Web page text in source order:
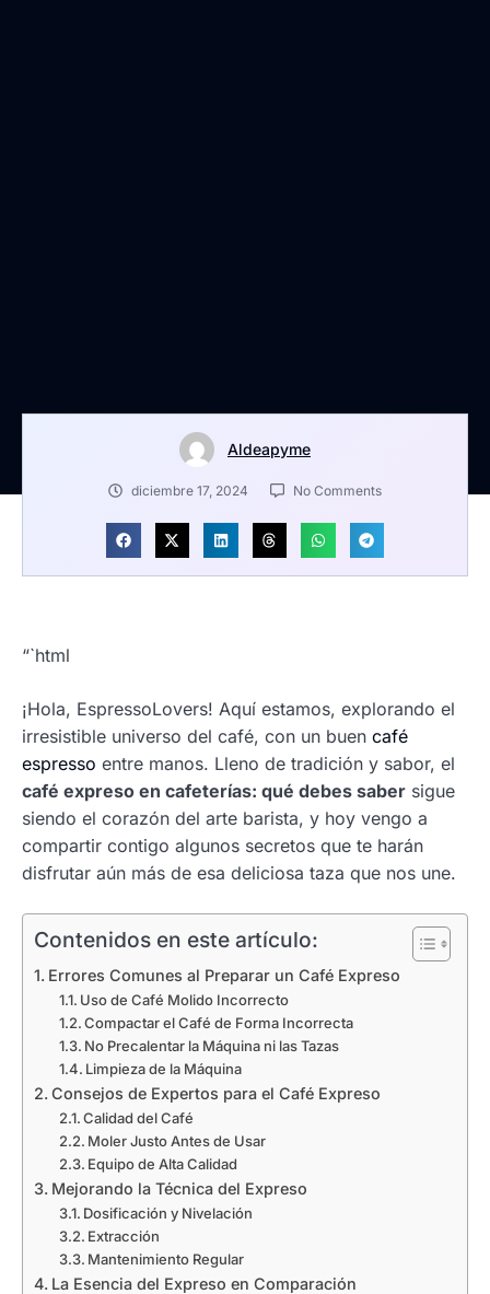
Aldeapyme
diciembre 17, 2024 No Comments
“`html
¡Hola, EspressoLovers! Aquí estamos, explorando el
irresistible universo del café, con un buen café
espresso entre manos. Lleno de tradición y sabor, el
café expreso en cafeterías: qué debes saber sigue
siendo el corazón del arte barista, y hoy vengo a
compartir contigo algunos secretos que te harán
disfrutar aún más de esa deliciosa taza que nos une.
Contenidos en este artículo:
Errores Comunes al Preparar un Café Expreso
Uso de Café Molido Incorrecto
Compactar el Café de Forma Incorrecta
No Precalentar la Máquina ni las Tazas
Limpieza de la Máquina
Consejos de Expertos para el Café Expreso
Calidad del Café
Moler Justo Antes de Usar
Equipo de Alta Calidad
Mejorando la Técnica del Expreso
Dosificación y Nivelación
Extracción
Mantenimiento Regular
La Esencia del Expreso en Comparación